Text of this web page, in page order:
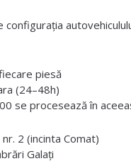
piesă
(24–48h)
se procesează în
2 (incinta Comat)
Galați